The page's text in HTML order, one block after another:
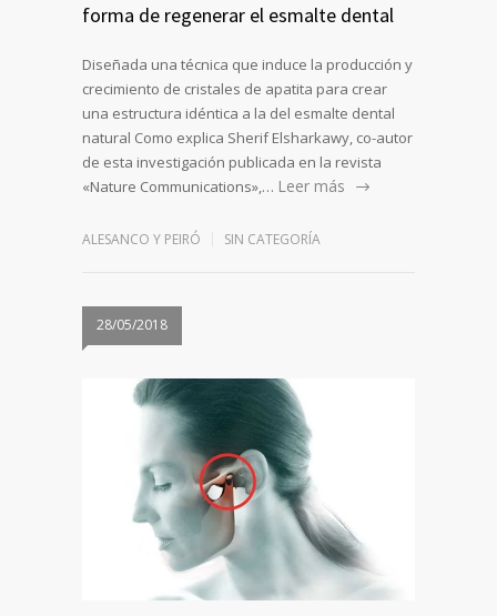
forma de regenerar el esmalte dental
Diseñada una técnica que induce la producción y
crecimiento de cristales de apatita para crear
una estructura idéntica a la del esmalte dental
natural Como explica Sherif Elsharkawy, co-autor
de esta investigación publicada en la revista
«Nature Communications»,… Leer más
ALESANCO Y PEIRÓ SIN CATEGORÍA
28/05/2018